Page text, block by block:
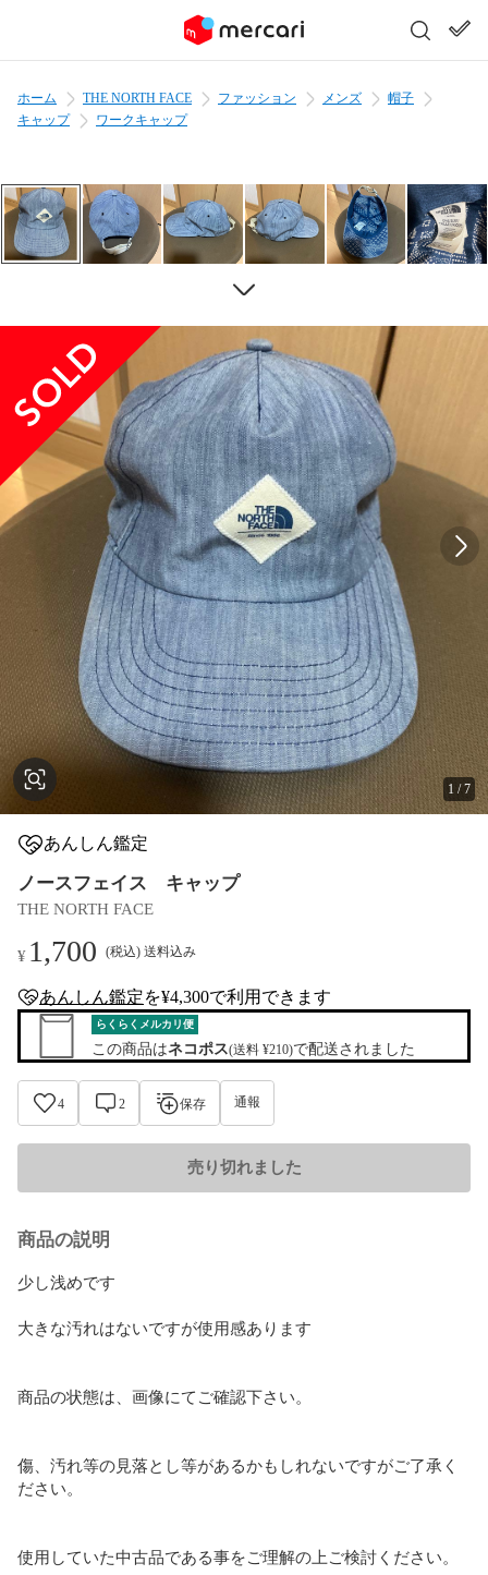
ホーム THE NORTH FACE ファッション メンズ
帽子
キャップ
ワークキャップ
1 /7
あんしん鑑定
ノースフェイス キャップ
THE NORTH FACE
¥ 1,700 (税込) 送料込み
anshin-appraisal-tag
あんしん鑑定を¥4,300で利用できます
らくらくメルカリ便
この商品はネコポス(送料 ¥210)で配送されました
4 2 保存 通報
売り切れました
商品の説明
少し浅めです
大きな汚れはないですが使用感あります
商品の状態は、画像にてご確認下さい。
傷、汚れ等の見落とし等があるかもしれないですがご了承く
ださい。
使用していた中古品である事をご理解の上ご検討ください。